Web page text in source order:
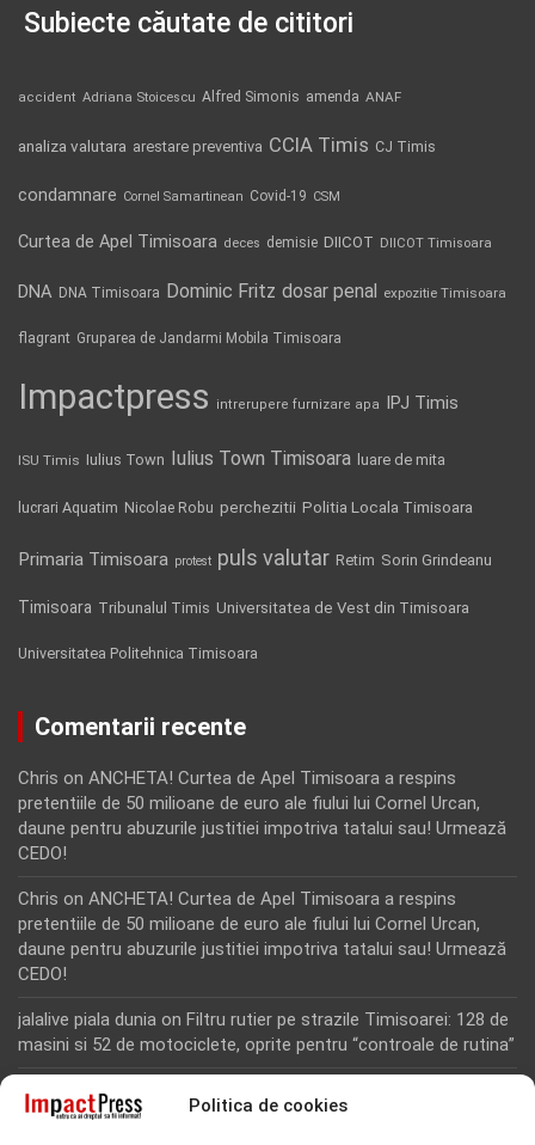
Politica de cookies
Subiecte căutate de cititori
accident Adriana Stoicescu Alfred Simonis amenda ANAF
analiza valutara arestare preventiva CCIA Timis CJ Timis
condamnare Cornel Samartinean Covid-19 CSM
Curtea de Apel Timisoara deces demisie DIICOT DIICOT Timisoara
DNA DNA Timisoara Dominic Fritz dosar penal expozitie Timisoara
flagrant Gruparea de Jandarmi Mobila Timisoara
Impactpress intrerupere furnizare apa IPJ Timis
ISU Timis Iulius Town Iulius Town Timisoara luare de mita
lucrari Aquatim Nicolae Robu perchezitii Politia Locala Timisoara
Primaria Timisoara protest puls valutar Retim Sorin Grindeanu
Timisoara Tribunalul Timis Universitatea de Vest din Timisoara
Universitatea Politehnica Timisoara
Comentarii recente
Chris on ANCHETA! Curtea de Apel Timisoara a respins
pretentiile de 50 milioane de euro ale fiului lui Cornel Urcan,
daune pentru abuzurile justitiei impotriva tatalui sau! Urmează
CEDO!
Chris on ANCHETA! Curtea de Apel Timisoara a respins
pretentiile de 50 milioane de euro ale fiului lui Cornel Urcan,
daune pentru abuzurile justitiei impotriva tatalui sau! Urmează
CEDO!
jalalive piala dunia on Filtru rutier pe strazile Timisoarei: 128 de
masini si 52 de motociclete, oprite pentru “controale de rutina”
Rodion Camatoritul
fonduri europene de la Tomnatic, retinut pentru 24 de ore!